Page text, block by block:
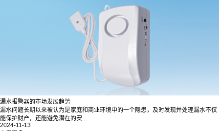
漏水报警器的市场发展趋势
漏水问题长期以来被认为是家庭和商业环境中的一个隐患，及时发现并处理漏水不仅
能保护财产，还能避免潜在的安...
2024-11-13